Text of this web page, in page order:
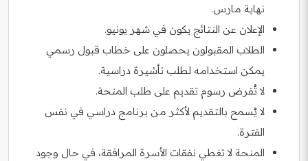
نهاية مارس.
الإعلان عن النتائج يكون في شهر يونيو.
الطلاب المقبولون يحصلون على خطاب قبول رسمي
يمكن استخدامه لطلب تأشيرة دراسية.
لا تُفرض رسوم تقديم على طلب المنحة.
لا يُسمح بالتقديم لأكثر من برنامج دراسي في نفس
الفترة.
المنحة لا تغطي نفقات الأسرة المرافقة، في حال وجود